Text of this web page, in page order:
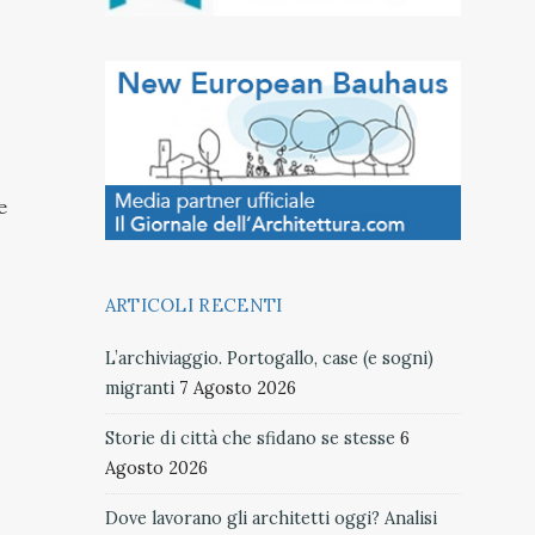
ARTICOLI RECENTI
L’archiviaggio. Portogallo, case (e sogni)
migranti 7 Agosto 2026
Storie di città che sfidano se stesse 6
Agosto 2026
Dove lavorano gli architetti oggi? Analisi